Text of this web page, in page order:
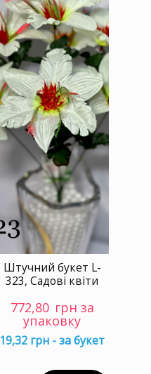
Штучний букет L-
323, Садові квіти
772,80 грн за
упаковку
19,32 грн - за букет